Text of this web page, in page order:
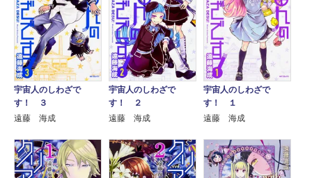
宇宙人のしわざで
す！ ３
遠藤 海成
宇宙人のしわざで
す！ ２
遠藤 海成
宇宙人のしわざで
す！ １
遠藤 海成